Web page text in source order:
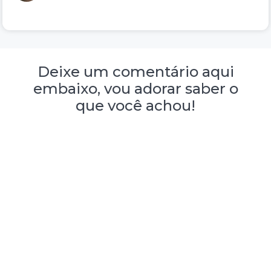
Deixe um comentário aqui
embaixo, vou adorar saber o
que você achou!